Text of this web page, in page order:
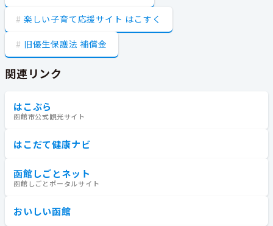
楽しい子育て応援サイト はこすく
旧優生保護法 補償金
関連リンク
はこぶら
函館市公式観光サイト
はこだて健康ナビ
函館しごとネット
函館しごとポータルサイト
おいしい函館